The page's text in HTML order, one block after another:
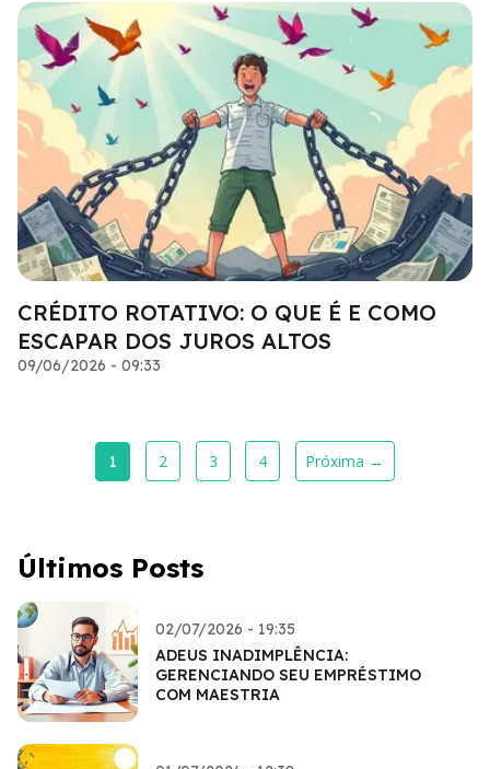
CRÉDITO ROTATIVO: O QUE É E COMO
ESCAPAR DOS JUROS ALTOS
09/06/2026 - 09:33
1 2 3 4 Próxima →
Últimos Posts
02/07/2026 - 19:35
ADEUS INADIMPLÊNCIA:
GERENCIANDO SEU EMPRÉSTIMO
COM MAESTRIA